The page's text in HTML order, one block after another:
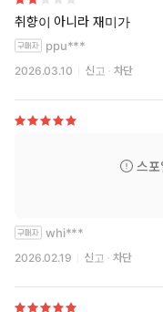
취향이 아니라 재미가
ppu***
2026.03.10 신고 차단
스포
whi***
2026.02.19 신고 차단